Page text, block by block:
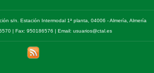
s/n. Estación Intermodal 1ª planta, 04006 - Almería, Almería
| Fax: 950186576 | Email: usuarios@ctal.es